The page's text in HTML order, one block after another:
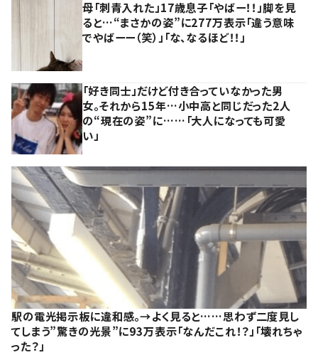
母「刺青入れた」17歳息子「やばー！！」脚を見
ると…“まさかの姿”に277万表示「違う意味
でやばーー（笑）」「な、なるほど！！」
「好き同士」だけど付き合っていなかった男
女。それから15年…小中高と同じだった2人
の“現在の姿”に……「大人になっても可愛
い」
駅の電光掲示板に違和感。→よく見ると……思わず二度見し
てしまう”驚きの光景”に93万表示「なんだこれ！？」「壊れちゃ
った？」